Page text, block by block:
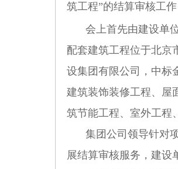
筑工程”的结算审核工
会上首先由建设单
配套建筑工程位于北京
设集团有限公司，中标
建筑装饰装修工程、屋
筑节能工程、室外工程
集团公司领导针对
展结算审核服务，建设